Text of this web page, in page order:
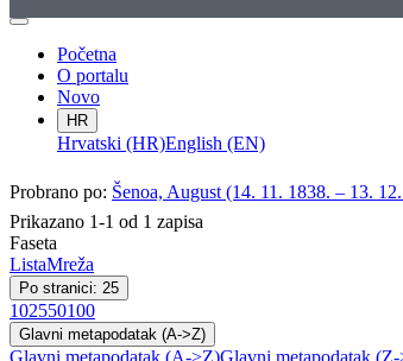
Početna
O portalu
Novo
HR
Hrvatski (HR)English (EN)
Probrano po: Šenoa, August (14. 11. 1838. – 13.
Prikazano 1-1 od 1 zapisa
Faseta
ListaMreža
Po stranici: 25
102550100
Glavni metapodatak (A->Z)
Glavni metapodatak (A->Z)Glavni metapodatak